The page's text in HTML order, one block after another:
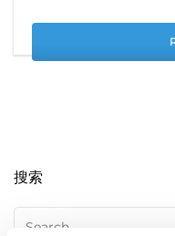
搜索